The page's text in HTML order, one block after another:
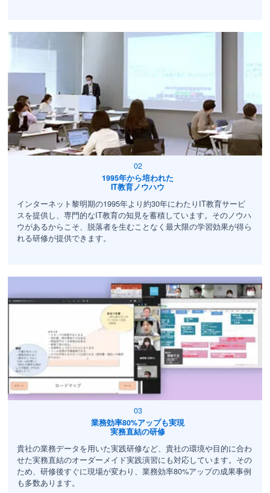
1995年から培われた
IT教育ノウハウ
インターネット黎明期の1995年より約30年にわたりIT教育サービ
スを提供し、専門的なIT教育の知見を蓄積しています。そのノウハ
ウがあるからこそ、脱落者を生むことなく最大限の学習効果が得ら
れる研修が提供できます。
業務効率80%アップも実現
実務直結の研修
貴社の業務データを用いた実践研修など、貴社の環境や目的に合わ
せた実務直結のオーダーメイド実践演習にも対応しています。その
ため、研修後すぐに現場が変わり、業務効率80%アップの成果事例
も多数あります。